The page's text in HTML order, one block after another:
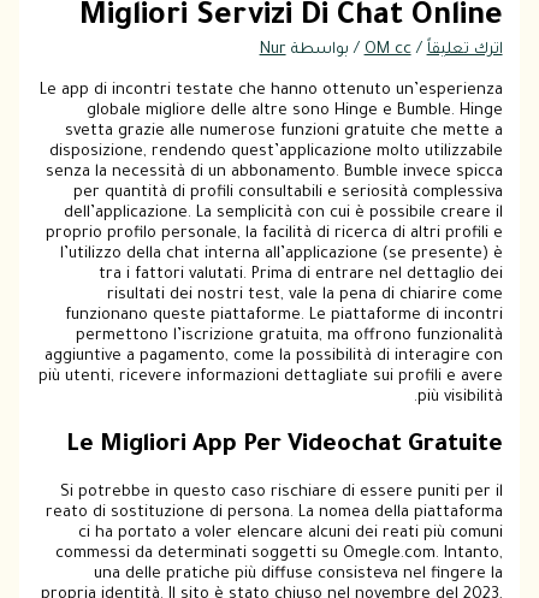
Migliori Servizi Di Chat Online
اترك تعليقاً /
OM cc/ بواسطة Nur
Le app di incontri testate che hanno ottenuto un’esperienza
globale migliore delle altre sono Hinge e Bumble. Hinge
svetta grazie alle numerose funzioni gratuite che mette a
disposizione, rendendo quest’applicazione molto utilizzabile
senza la necessità di un abbonamento. Bumble invece spicca
per quantità di profili consultabili e seriosità complessiva
dell’applicazione. La semplicità con cui è possibile creare il
proprio profilo personale, la facilità di ricerca di altri profili e
l’utilizzo della chat interna all’applicazione (se presente) è
tra i fattori valutati. Prima di entrare nel dettaglio dei
risultati dei nostri test, vale la pena di chiarire come
funzionano queste piattaforme. Le piattaforme di incontri
permettono l’iscrizione gratuita, ma offrono funzionalità
aggiuntive a pagamento, come la possibilità di interagire con
più utenti, ricevere informazioni dettagliate sui profili e avere
più visibilità.
Le Migliori App Per Videochat Gratuite
Si potrebbe in questo caso rischiare di essere puniti per il
reato di sostituzione di persona. La nomea della piattaforma
ci ha portato a voler elencare alcuni dei reati più comuni
commessi da determinati soggetti su Omegle.com. Intanto,
una delle pratiche più diffuse consisteva nel fingere la